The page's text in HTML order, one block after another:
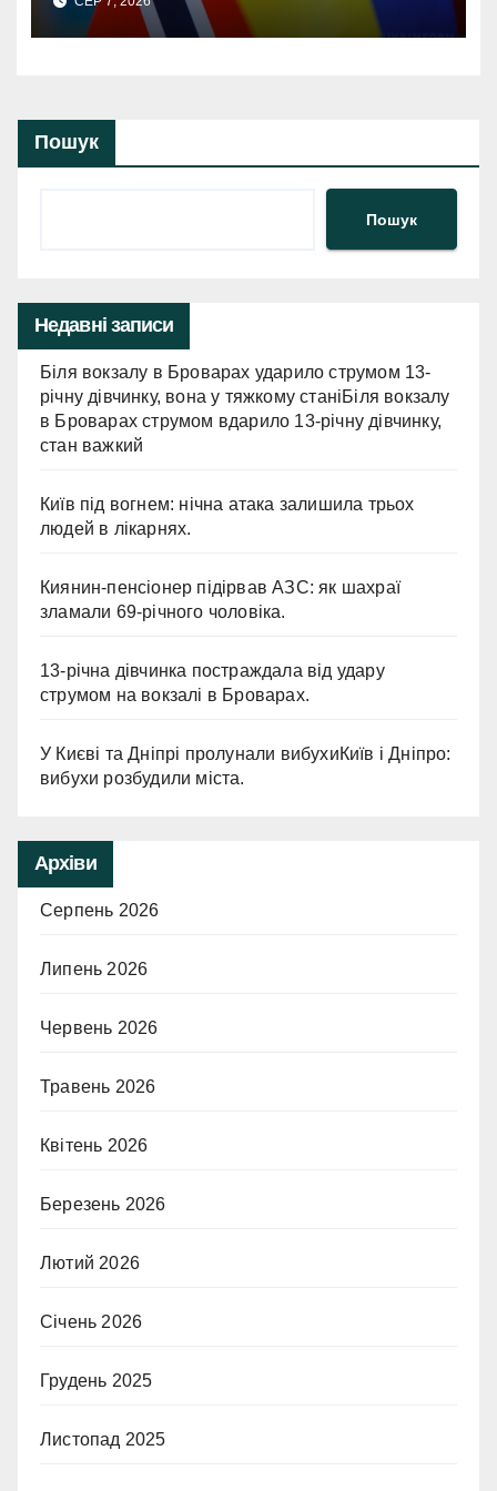
Сумщина: Норвезька допомога
з електрообладнанням для
Пошук
Пошук
Недавні записи
Біля вокзалу в Броварах ударило струмом 13-
річну дівчинку, вона у тяжкому станіБіля вокзалу
в Броварах струмом вдарило 13-річну дівчинку,
стан важкий
Київ під вогнем: нічна атака залишила трьох
людей в лікарнях.
Киянин-пенсіонер підірвав АЗС: як шахраї
зламали 69-річного чоловіка.
13-річна дівчинка постраждала від удару
струмом на вокзалі в Броварах.
У Києві та Дніпрі пролунали вибухиКиїв і Дніпро:
вибухи розбудили міста.
Архіви
Серпень 2026
Липень 2026
Червень 2026
Травень 2026
Квітень 2026
Березень 2026
Лютий 2026
Січень 2026
Грудень 2025
Листопад 2025